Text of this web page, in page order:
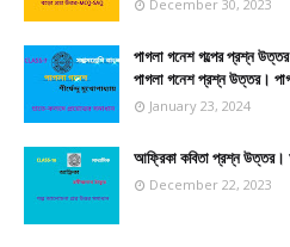
December 30, 2023
পাগলা গনেশ গল্পের প্রশ্ন
পাগলা গনেশ প্রশ্ন উত্তর।
January 23, 2024
আফ্রিকা কবিতা প্রশ্ন উত্তর।
December 22, 2023